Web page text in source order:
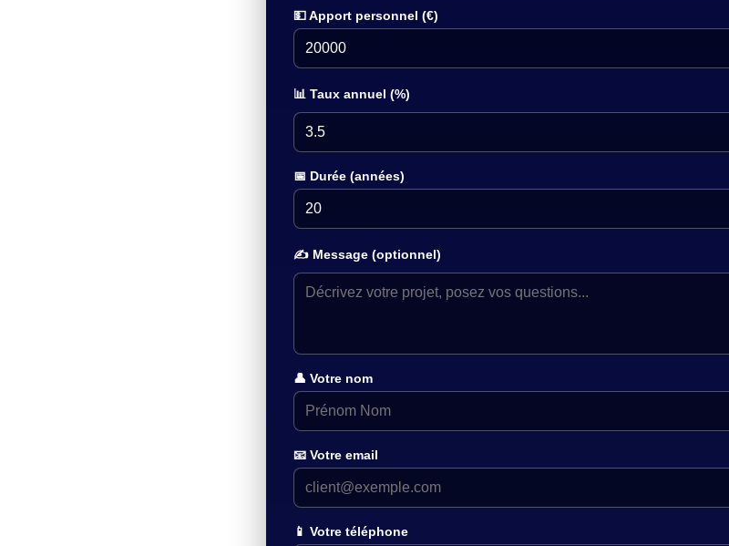
💵 Apport personnel (€)
📊 Taux annuel (%)
📅 Durée (années)
✍️ Message (optionnel)
👤 Votre nom
📧 Votre email
📱 Votre téléphone